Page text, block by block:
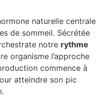
naturelle centrale
de sommeil. Sécrétée
notre rythme
organisme l’approche
commence à
atteindre son pic